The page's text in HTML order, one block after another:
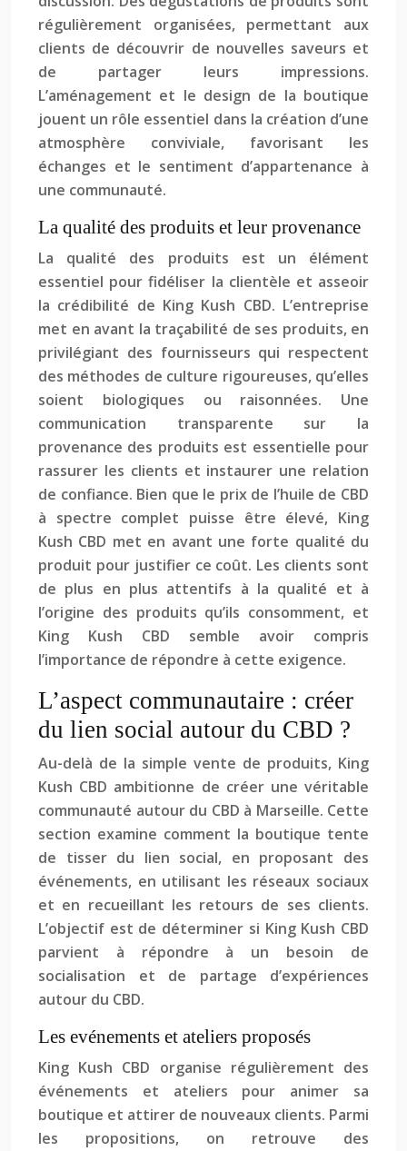
régulièrement organisées, permettant aux
clients de découvrir de nouvelles saveurs et
de partager leurs impressions.
L’aménagement et le design de la boutique
jouent un rôle essentiel dans la création d’une
atmosphère conviviale, favorisant les
échanges et le sentiment d’appartenance à
une communauté.
La qualité des produits et leur provenance
La qualité des produits est un élément
essentiel pour fidéliser la clientèle et asseoir
la crédibilité de King Kush CBD. L’entreprise
met en avant la traçabilité de ses produits, en
privilégiant des fournisseurs qui respectent
des méthodes de culture rigoureuses, qu’elles
soient biologiques ou raisonnées. Une
communication transparente sur la
provenance des produits est essentielle pour
rassurer les clients et instaurer une relation
de confiance. Bien que le prix de l’huile de CBD
à spectre complet puisse être élevé, King
Kush CBD met en avant une forte qualité du
produit pour justifier ce coût. Les clients sont
de plus en plus attentifs à la qualité et à
l’origine des produits qu’ils consomment, et
King Kush CBD semble avoir compris
l’importance de répondre à cette exigence.
L’aspect communautaire : créer
du lien social autour du CBD ?
Au-delà de la simple vente de produits, King
Kush CBD ambitionne de créer une véritable
communauté autour du CBD à Marseille. Cette
section examine comment la boutique tente
de tisser du lien social, en proposant des
événements, en utilisant les réseaux sociaux
et en recueillant les retours de ses clients.
L’objectif est de déterminer si King Kush CBD
parvient à répondre à un besoin de
socialisation et de partage d’expériences
autour du CBD.
Les evénements et ateliers proposés
King Kush CBD organise régulièrement des
événements et ateliers pour animer sa
boutique et attirer de nouveaux clients. Parmi
les propositions, on retrouve des